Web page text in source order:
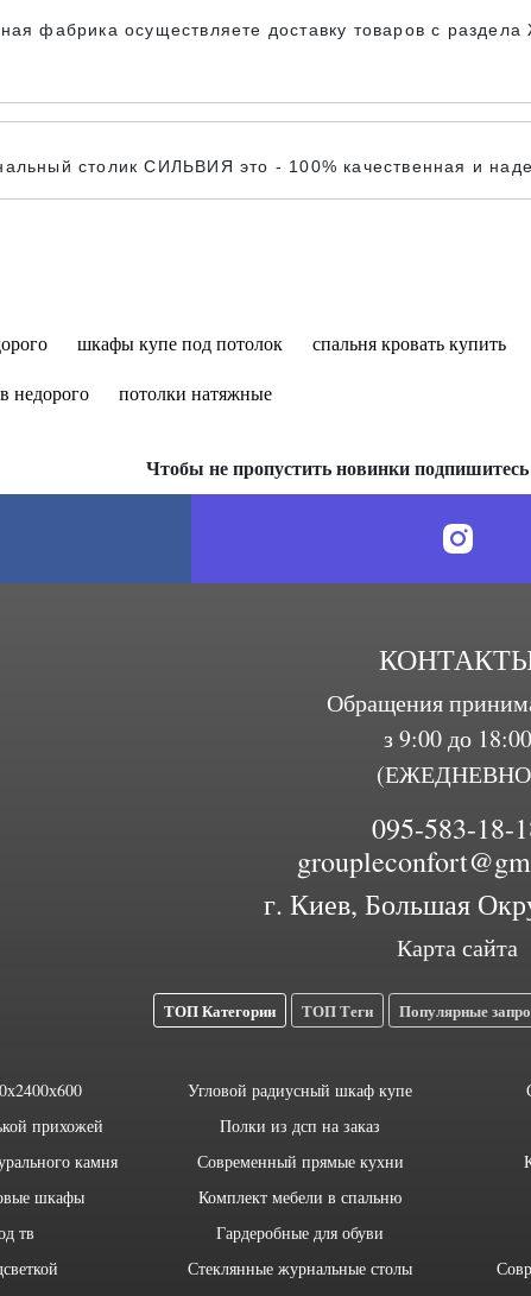
фабрика осуществляете доставку товаров с
столик СИЛЬВИЯ это - 100% качественная и
шкафы купе под потолок спальня кровать купить
недорого
потолки натяжные
Чтобы не пропустить новинки
Обращения
з 9:00 до 18:00
095-583-18-
г. Киев, Большая
Карта сайта
ТОП Категории ТОП Теги Популярные
прихожей
камня
шкафы
тв
Угловой радиусный шкаф купе
Полки из дсп на заказ
Современный прямые кухни
Комплект мебели в спальню
Гардеробные для обуви
Стеклянные журнальные столы